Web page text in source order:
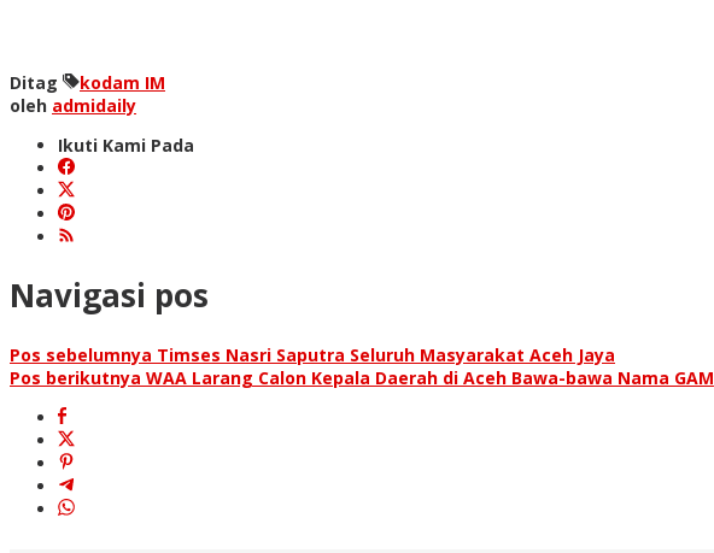
Ditag
kodam IM
oleh admidaily
Ikuti Kami Pada
Navigasi pos
Pos sebelumnya Timses Nasri Saputra Seluruh Masyarakat Aceh Jaya
Pos berikutnya WAA Larang Calon Kepala Daerah di Aceh Bawa-bawa Nama GAM